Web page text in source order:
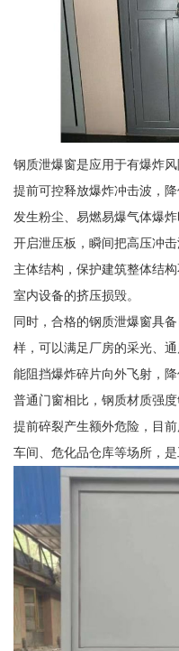
钢质泄爆窗是应用于有爆炸
提前可控释放爆炸冲击波，
发生粉尘、易燃易爆气体爆
开启泄压板，瞬间把高压冲
主体结构，保护建筑整体结
室内设备的挤压损毁。
同时，合格的钢质泄爆窗具
样，可以满足厂房的采光、
能阻挡爆炸碎片向外飞射，
普通门窗相比，钢质材质强
提前碎裂产生额外危险，目
车间、危化品仓库等场所，